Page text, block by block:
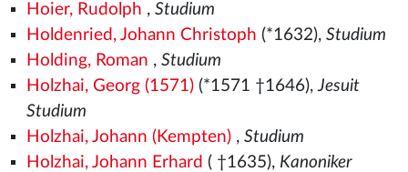
Hoier, Rudolph , Studium
Holdenried, Johann Christoph (*1632), Studium
Holding, Roman , Studium
Holzhai, Georg (1571)(*1571 †1646),Jesuit
Studium
Holzhai, Johann (Kempten), Studium
Holzhai, Johann Erhard ( †1635), Kanoniker